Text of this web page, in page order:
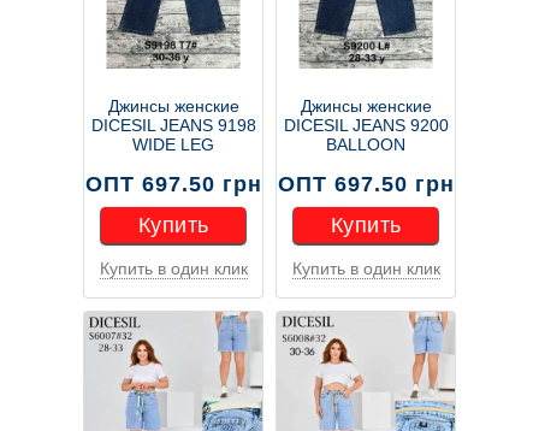
Джинсы женские
DICESIL JEANS 9198
WIDE LEG
ОПТ 697.50 грн
Купить
Купить
Купить в один клик
Джинсы женские
DICESIL JEANS 9200
BALLOON
ОПТ 697.50 грн
Купить
Купить
Купить в один клик